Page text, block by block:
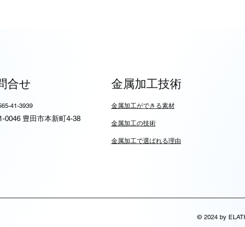
合せ
41-3939
0046 豊田市本新町4-38
金属加工技術
​金属加工ができる素材
​金属加工の技術
金属加工で選ばれる理由
© 2024 by